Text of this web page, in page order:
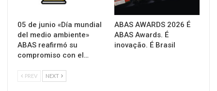
05 de junio «Día mundial
del medio ambiente»
ABAS reafirmó su
compromiso con el…
ABAS AWARDS 2026 É
ABAS Awards. É
inovação. É Brasil
PREV NEXT